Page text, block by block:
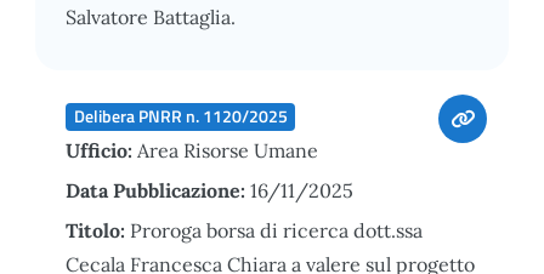
Salvatore Battaglia.
Delibera PNRR n. 1120/2025
Ufficio: Area Risorse Umane
Data Pubblicazione: 16/11/2025
Titolo: Proroga borsa di ricerca dott.ssa
Cecala Francesca Chiara a valere sul progetto